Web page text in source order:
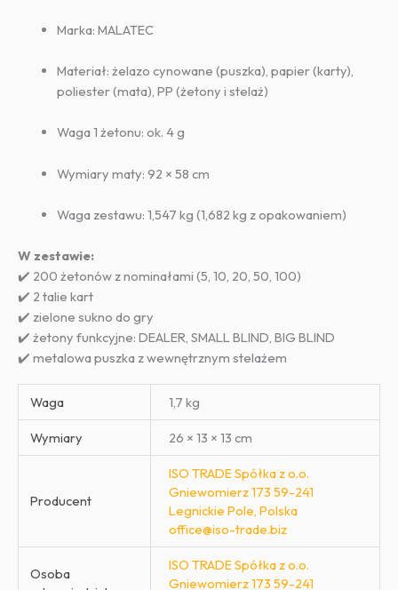
Marka: MALATEC
Materiał: żelazo cynowane (puszka), papier (karty),
poliester (mata), PP (żetony i stelaż)
Waga 1 żetonu: ok. 4 g
Wymiary maty: 92 × 58 cm
Waga zestawu: 1,547 kg (1,682 kg z opakowaniem)
W zestawie:
✔️ 200 żetonów z nominałami (5, 10, 20, 50, 100)
✔️ 2 talie kart
✔️ zielone sukno do gry
✔️ żetony funkcyjne: DEALER, SMALL BLIND, BIG BLIND
✔️ metalowa puszka z wewnętrznym stelażem
Waga 1,7 kg
Wymiary 26 × 13 × 13 cm
Producent
ISO TRADE Spółka z o.o.
Gniewomierz 173 59-241
Legnickie Pole, Polska
office@iso-trade.biz
Osoba
ISO TRADE Spółka z o.o.
Gniewomierz 173 59-241